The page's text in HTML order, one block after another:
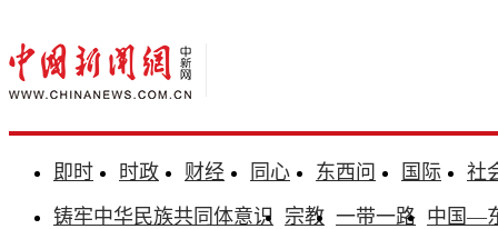
即时 时政 财经 同心 东西问 国际
社
铸牢中华民族共同体意识 宗教 一带一路 中国—